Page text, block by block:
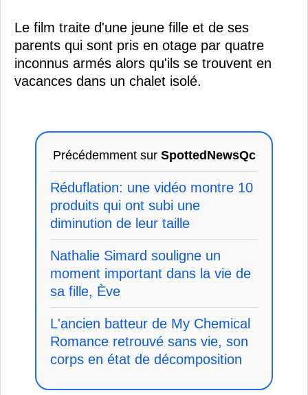
Le film traite d'une jeune fille et de ses
parents qui sont pris en otage par quatre
inconnus armés alors qu'ils se trouvent en
vacances dans un chalet isolé.
Précédemment sur SpottedNewsQc
Réduflation: une vidéo montre 10
produits qui ont subi une
diminution de leur taille
Nathalie Simard souligne un
moment important dans la vie de
sa fille, Ève
L'ancien batteur de My Chemical
Romance retrouvé sans vie, son
corps en état de décomposition